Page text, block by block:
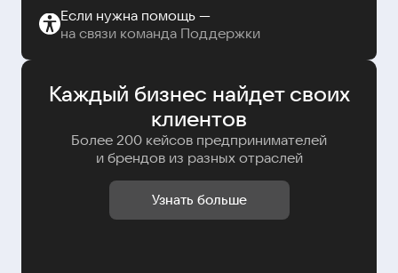
Если нужна помощь —
на связи команда Поддержки
Каждый бизнес найдет своих
клиентов
Более 200 кейсов предпринимателей
и брендов из разных отраслей
Узнать больше